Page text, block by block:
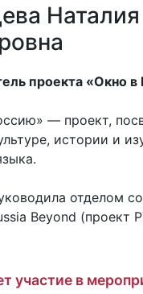
Наталия
проекта «Окно в
— проект,
истории и
отделом
Beyond (проект
участие в